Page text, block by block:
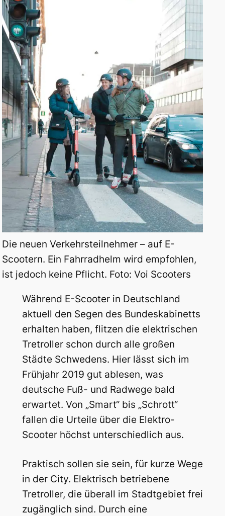
Die neuen Verkehrsteilnehmer – auf E-
Scootern. Ein Fahrradhelm wird empfohlen,
ist jedoch keine Pflicht. Foto: Voi Scooters
Während E-Scooter in Deutschland
aktuell den Segen des Bundeskabinetts
erhalten haben, flitzen die elektrischen
Tretroller schon durch alle großen
Städte Schwedens. Hier lässt sich im
Frühjahr 2019 gut ablesen, was
deutsche Fuß- und Radwege bald
erwartet. Von „Smart“ bis „Schrott“
fallen die Urteile über die Elektro-
Scooter höchst unterschiedlich aus.
Praktisch sollen sie sein, für kurze Wege
in der City. Elektrisch betriebene
Tretroller, die überall im Stadtgebiet frei
zugänglich sind. Durch eine